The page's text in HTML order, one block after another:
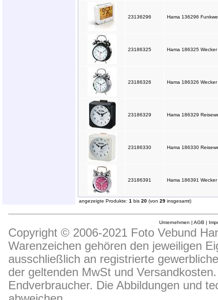
23136296 Hama 136296
23186325 Hama 186325
23186326 Hama 186326
23186329 Hama 186329
23186330 Hama 186330
23186391 Hama 186391
angezeigte Produkte: 1 bis 20 (von 29 insgesamt)
Unternehmen | AGB |
Copyright © 2006-2021 Foto Vebund
Warenzeichen gehören den jeweiligen
ausschließlich an registrierte
der geltenden MwSt und
Endverbraucher. Die Abbildungen und